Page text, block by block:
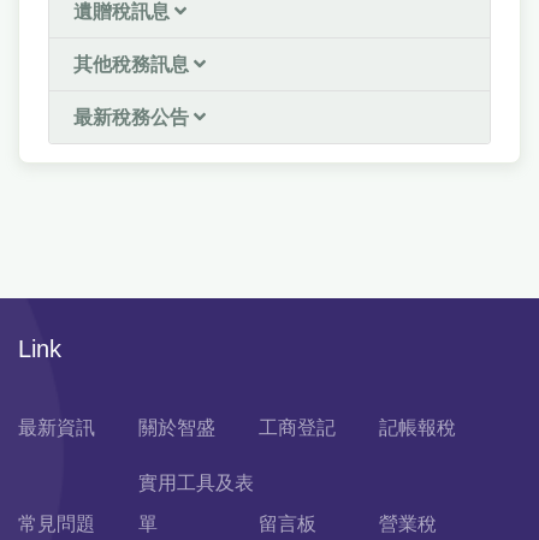
遺贈稅訊息
其他稅務訊息
最新稅務公告
Link
最新資訊 關於智盛 工商登記 記帳報稅
常見問題
實用工具及表
單
留言板 營業稅